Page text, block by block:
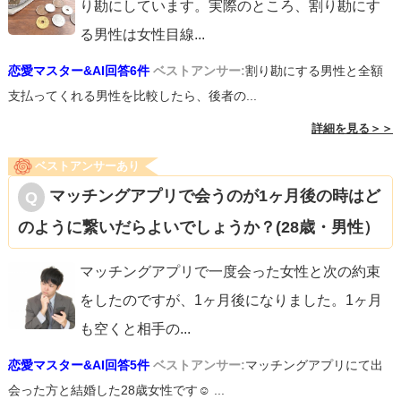
り勘にしています。実際のところ、割り勘にす
る男性は女性目線...
恋愛マスター&AI回答6件 ベストアンサー:割り勘にする男性と全額
支払ってくれる男性を比較したら、後者の...
詳細を見る＞＞
ベストアンサーあり
マッチングアプリで会うのが1ヶ月後の時はど
のように繋いだらよいでしょうか？(28歳・男性）
マッチングアプリで一度会った女性と次の約束
をしたのですが、1ヶ月後になりました。1ヶ月
も空くと相手の...
恋愛マスター&AI回答5件 ベストアンサー:マッチングアプリにて出
会った方と結婚した28歳女性です☺︎ ...